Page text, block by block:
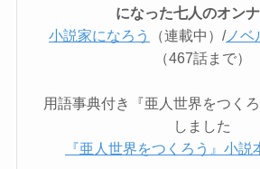
になった七人のオン
小説家になろう
（連載中）/ノベ
（467話まで）
用語事典付き『亜人世界をつく
しました
『亜人世界をつくろう』小説